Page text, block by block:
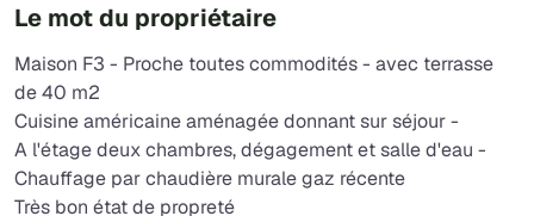
Le mot du propriétaire
Maison F3 - Proche toutes commodités - avec terrasse
de 40 m2
Cuisine américaine aménagée donnant sur séjour -
A l'étage deux chambres, dégagement et salle d'eau -
Chauffage par chaudière murale gaz récente
Très bon état de propreté